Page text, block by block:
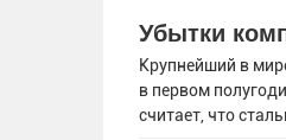
Убытки
Крупнейший в
в первом
считает, что